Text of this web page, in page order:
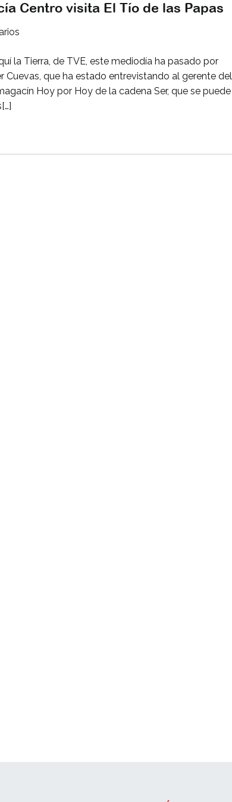
Centro visita El Tío de las Papas
en
por
Hoy
de
la Tierra, de TVE, este mediodía ha pasado por
Cuevas, que ha estado entrevistando al gerente del
Hoy por Hoy de la cadena Ser, que se puede